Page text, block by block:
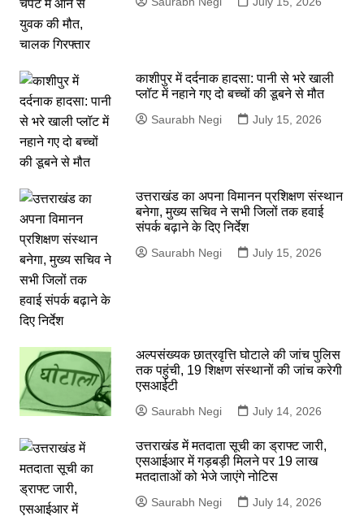
काशीपुर में दर्दनाक हादसा: पानी से भरे खाली
प्लॉट में नहाने गए दो बच्चों की डूबने से मौत
Saurabh Negi July 15, 2026
उत्तराखंड का अपना विमानन प्रशिक्षण संस्थान
बनेगा, मुख्य सचिव ने सभी जिलों तक हवाई
संपर्क बढ़ाने के दिए निर्देश
Saurabh Negi July 15, 2026
अल्पसंख्यक छात्रवृत्ति घोटाले की जांच पुलिस
तक पहुंची, 19 शिक्षण संस्थानों की जांच करेगी
एसआईटी
Saurabh Negi July 14, 2026
उत्तराखंड में मतदाता सूची का ड्राफ्ट जारी,
एसआईआर में गड़बड़ी मिलने पर 19 लाख
मतदाताओं को भेजे जाएंगे नोटिस
Saurabh Negi July 14, 2026